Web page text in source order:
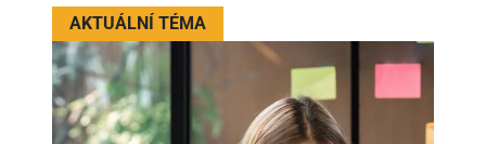
AKTUÁLNÍ TÉMA